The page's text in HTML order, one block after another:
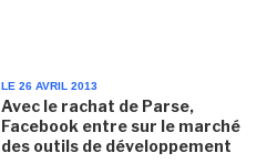
LE 26 AVRIL 2013
Avec le rachat de Parse,
Facebook entre sur le marché
des outils de développement